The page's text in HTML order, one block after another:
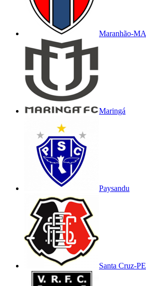
Maranhão-MA
Maringá
Paysandu
Santa Cruz-PE